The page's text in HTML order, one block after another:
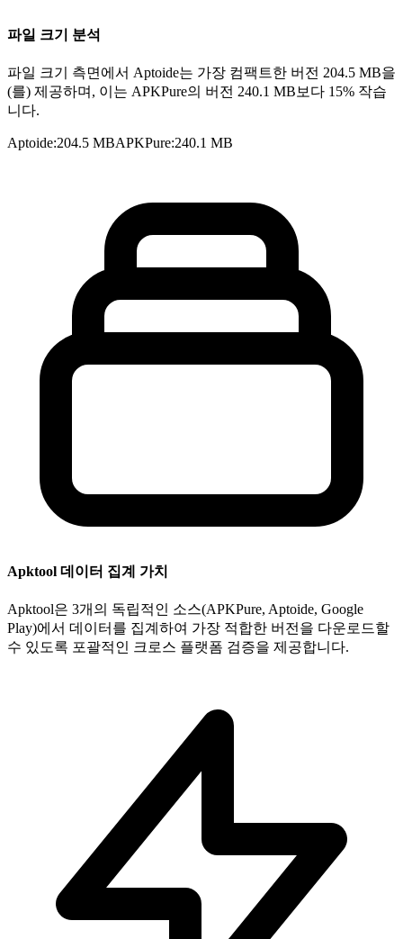
파일 크기 분석
파일 크기 측면에서 Aptoide는 가장 컴팩트한 버전 204.5 MB을
(를) 제공하며, 이는 APKPure의 버전 240.1 MB보다 15% 작습
니다.
Aptoide:204.5 MBAPKPure:240.1 MB
Apktool 데이터 집계 가치
Apktool은 3개의 독립적인 소스(APKPure, Aptoide, Google
Play)에서 데이터를 집계하여 가장 적합한 버전을 다운로드할
수 있도록 포괄적인 크로스 플랫폼 검증을 제공합니다.